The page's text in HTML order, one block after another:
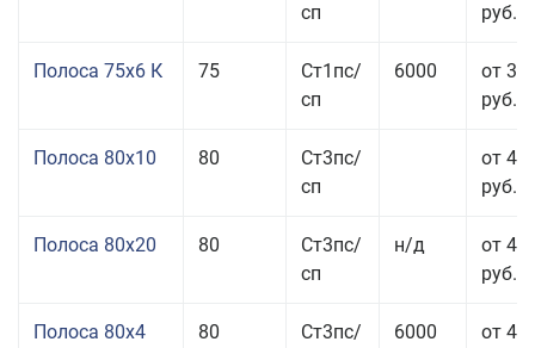
сп
руб.
Полоса 75x6 К 75
Ст1пс/
сп
6000
от 35
руб.
Полоса 80x10 80
Ст3пс/
сп
от 42
руб.
Полоса 80x20 80
Ст3пс/
сп
н/д
от 49
руб.
Полоса 80x4 80
Ст3пс/
6000
от 42